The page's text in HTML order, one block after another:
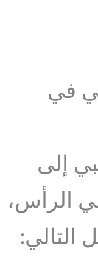
في
إلى
الرأس،
التالي: